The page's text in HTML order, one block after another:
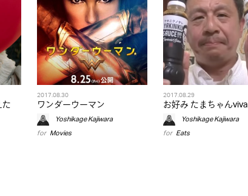
2017.08.30
ワンダーウーマン
Yoshikage Kajiwara
for Movies
2017.08.29
お好み たまちゃんviva
Yoshikage Kajiwara
for Eats